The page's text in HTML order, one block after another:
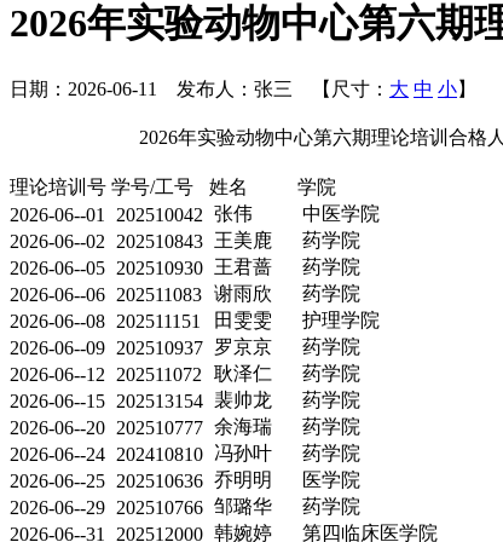
2026年实验动物中心第六期
日期： 2026-06-11 发布人： 张三 【尺寸： 大 中 小】
2026年实验动物中心第六期理论培训合格
理论培训号 学号/工号 姓名 学院
2026-06--01
202510042 张伟 中医学院
2026-06--02
202510843 王美鹿 药学院
2026-06--05 202510930 王君蔷 药学院
2026-06--06 202511083 谢雨欣 药学院
2026-06--08 202511151 田雯雯 护理学院
2026-06--09 202510937 罗京京 药学院
2026-06--12
202511072 耿泽仁 药学院
2026-06--15 202513154 裴帅龙 药学院
2026-06--20 202510777 余海瑞 药学院
2026-06--24 202410810 冯孙叶 药学院
2026-06--25 202510636 乔明明 医学院
2026-06--29 202510766 邹璐华 药学院
2026-06--31
202512000 韩婉婷 第四临床医学院